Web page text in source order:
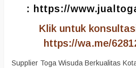
: https://
Klik untuk
https://wa.me/
Supplier Toga Wisuda Berkualitas